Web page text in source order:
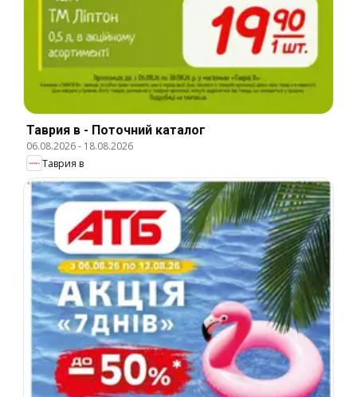
Таврия в - Поточний каталог
06.08.2026- 18.08.2026
Таврия в